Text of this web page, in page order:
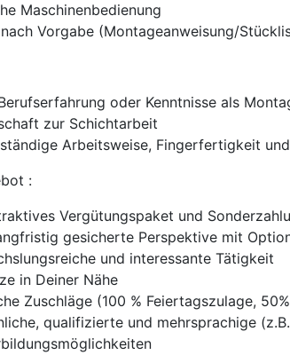
Maschinenbedienung
Vorgabe (Montageanweisung/
oder Kenntnisse als
zur Schichtarbeit
Arbeitsweise, Fingerfertigkeit
:
Vergütungspaket und
gesicherte Perspektive mit
und interessante Tätigkeit
in Deiner Nähe
Zuschläge (100 % Feiertagszulage,
qualifizierte und mehrsprachige